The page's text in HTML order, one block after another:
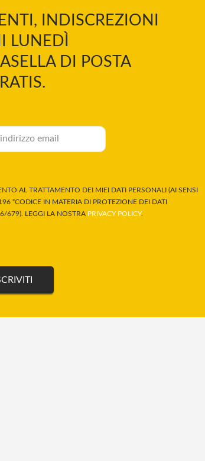
INDISCREZIONI
LUNEDÌ
DI POSTA
AL TRATTAMENTO DEI MIEI DATI PERSONALI (AI SENSI
“CODICE IN MATERIA DI PROTEZIONE DEI DATI
679). LEGGI LA NOSTRA PRIVACY POLICY.